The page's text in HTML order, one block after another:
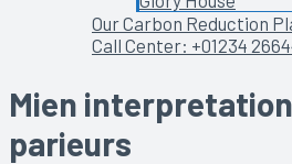
Our Carbon Reduction
Call Center: +01234
Mien
parieurs